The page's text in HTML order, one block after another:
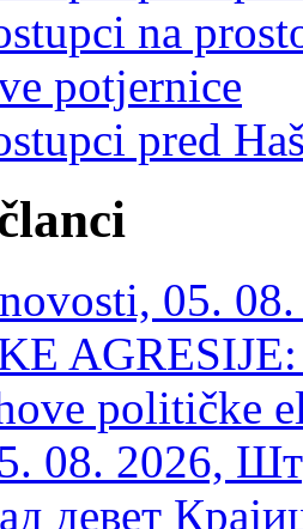
na
potjernice
pred
05.
političke
08. 2026,
девет